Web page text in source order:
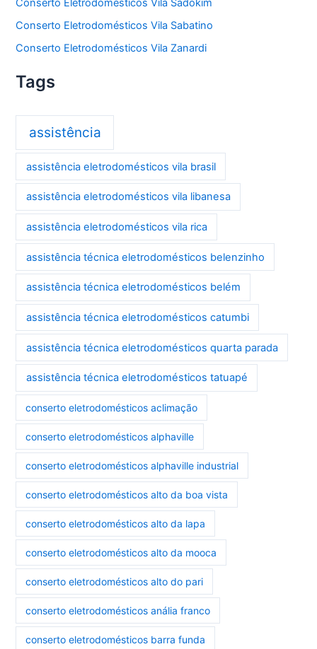
Conserto Eletrodomésticos Vila Sadokim
Conserto Eletrodomésticos Vila Sabatino
Conserto Eletrodomésticos Vila Zanardi
Tags
assistência
assistência eletrodomésticos vila brasil
assistência eletrodomésticos vila libanesa
assistência eletrodomésticos vila rica
assistência técnica eletrodomésticos belenzinho
assistência técnica eletrodomésticos belém
assistência técnica eletrodomésticos catumbi
assistência técnica eletrodomésticos quarta parada
assistência técnica eletrodomésticos tatuapé
conserto eletrodomésticos aclimação
conserto eletrodomésticos alphaville
conserto eletrodomésticos alphaville industrial
conserto eletrodomésticos alto da boa vista
conserto eletrodomésticos alto da lapa
conserto eletrodomésticos alto da mooca
conserto eletrodomésticos alto do pari
conserto eletrodomésticos anália franco
conserto eletrodomésticos barra funda